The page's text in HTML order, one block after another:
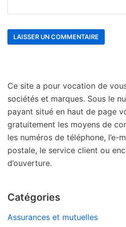
Ce site a pour vocation de
sociétés et marques. Sous le
payant situé en haut de page
gratuitement les moyens de
les numéros de téléphone, l’e-
postale, le service client ou
d’ouverture.
Catégories
Assurances et mutuelles